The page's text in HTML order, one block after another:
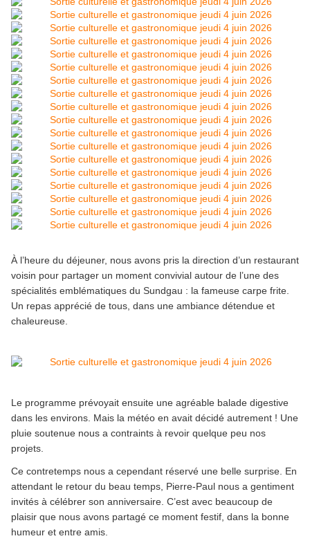
À l’heure du déjeuner, nous avons pris la direction d’un restaurant
voisin pour partager un moment convivial autour de l’une des
spécialités emblématiques du Sundgau : la fameuse carpe frite.
Un repas apprécié de tous, dans une ambiance détendue et
chaleureuse.
Le programme prévoyait ensuite une agréable balade digestive
dans les environs. Mais la météo en avait décidé autrement ! Une
pluie soutenue nous a contraints à revoir quelque peu nos
projets.
Ce contretemps nous a cependant réservé une belle surprise. En
attendant le retour du beau temps, Pierre-Paul nous a gentiment
invités à célébrer son anniversaire. C’est avec beaucoup de
plaisir que nous avons partagé ce moment festif, dans la bonne
humeur et entre amis.